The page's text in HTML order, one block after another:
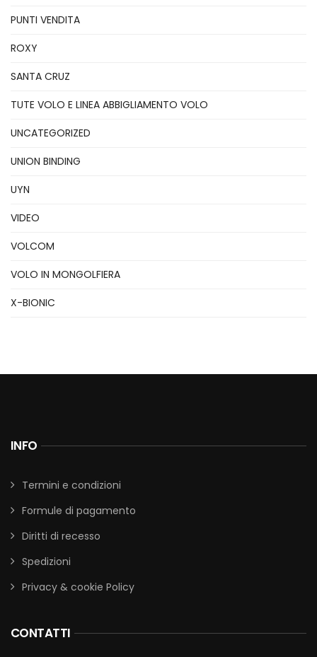
PUNTI VENDITA
ROXY
SANTA CRUZ
TUTE VOLO E LINEA ABBIGLIAMENTO VOLO
UNCATEGORIZED
UNION BINDING
UYN
VIDEO
VOLCOM
VOLO IN MONGOLFIERA
X-BIONIC
INFO
Termini e condizioni
Formule di pagamento
Diritti di recesso
Spedizioni
Privacy & cookie Policy
CONTATTI